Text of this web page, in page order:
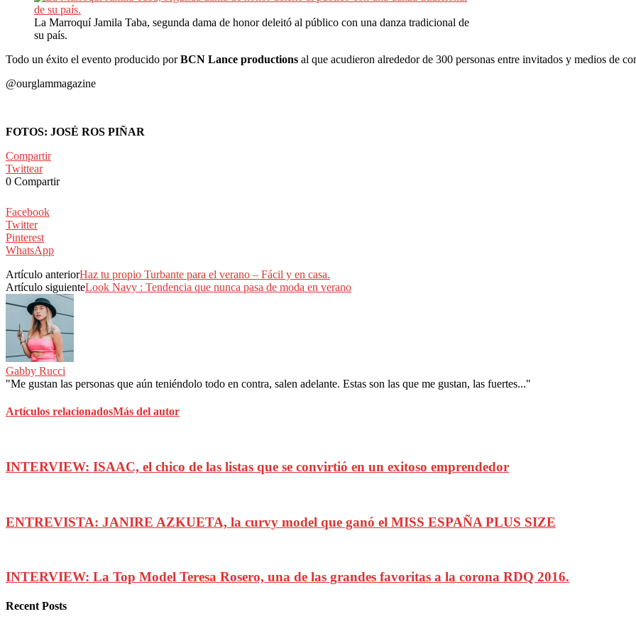
La Marroquí Jamila Taba, segunda dama de honor deleitó al público con una danza tradicional de
su país.
Todo un éxito el evento producido porBCN Lance productions al que acudieron alrededor de 300 personas entre invitados y medios de
@ourglammagazine
FOTOS: JOSÉ ROS PIÑAR
Compartir
Twittear
0 Compartir
Facebook
Twitter
Pinterest
WhatsApp
Artículo anteriorHaz tu propio Turbante para el verano – Fácil y en casa.
Artículo siguienteLook Navy : Tendencia que nunca pasa de moda en verano
Gabby Rucci
"Me gustan las personas que aún teniéndolo todo en contra, salen adelante. Estas son las que me gustan, las fuertes..."
Artículos relacionadosMás del autor
INTERVIEW: ISAAC, el chico de las listas que se convirtió en un exitoso emprendedor
ENTREVISTA: JANIRE AZKUETA, la curvy model que ganó el MISS ESPAÑA PLUS SIZE
INTERVIEW: La Top Model Teresa Rosero, una de las grandes favoritas a la corona RDQ 2016.
Recent Posts